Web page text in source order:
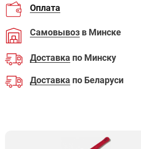
Оплата
Самовывоз в Минске
Доставка по Минску
Доставка по Беларуси